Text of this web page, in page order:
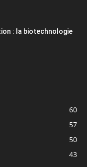
: la biotechnologie
60
57
50
43